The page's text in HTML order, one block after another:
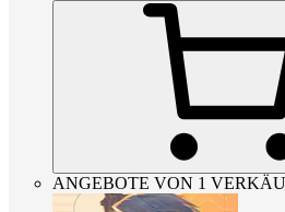
ANGEBOTE VON 1